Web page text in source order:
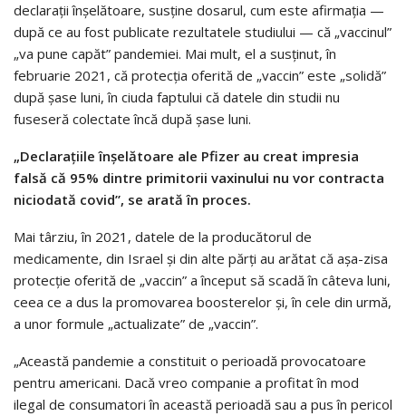
declarații înșelătoare, susține dosarul, cum este afirmația —
după ce au fost publicate rezultatele studiului — că „vaccinul”
„va pune capăt” pandemiei. Mai mult, el a susținut, în
februarie 2021, că protecția oferită de „vaccin” este „solidă”
după șase luni, în ciuda faptului că datele din studii nu
fuseseră colectate încă după șase luni.
„Declarațiile înșelătoare ale Pfizer au creat impresia
falsă că 95% dintre primitorii vaxinului nu vor contracta
niciodată covid”, se arată în proces.
Mai târziu, în 2021, datele de la producătorul de
medicamente, din Israel și din alte părți au arătat că așa-zisa
protecție oferită de „vaccin” a început să scadă în câteva luni,
ceea ce a dus la promovarea boosterelor și, în cele din urmă,
a unor formule „actualizate” de „vaccin”.
„Această pandemie a constituit o perioadă provocatoare
pentru americani. Dacă vreo companie a profitat în mod
ilegal de consumatori în această perioadă sau a pus în pericol